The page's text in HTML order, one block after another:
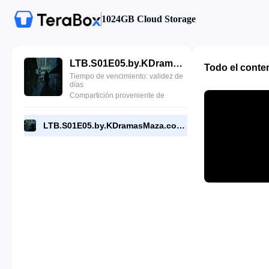
1024GB Cloud Storage
LTB.S01E05.by.KDramasMaza.com.mp4
Tiempo de vencimiento: validez de
días
Compartición proveniente de
LTB.S01E05.by.KDramasMaza.com.mp4
Todo el